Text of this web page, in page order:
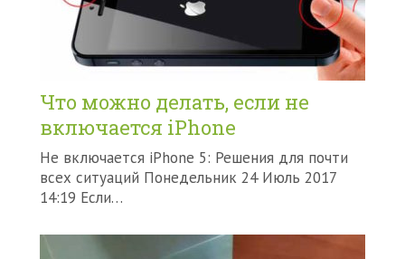
Что можно делать, если не
включается iPhone
Не включается iPhone 5: Решения для почти
всех ситуаций Понедельник 24 Июль 2017
14:19 Если…